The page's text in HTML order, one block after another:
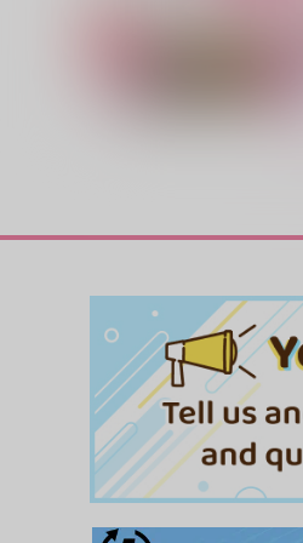
禁欲ラブラブ大作戦
お花狩り
専売 787 円（税込）
ダイヤのＡ 御幸一也×沢村栄純
サンプル カート